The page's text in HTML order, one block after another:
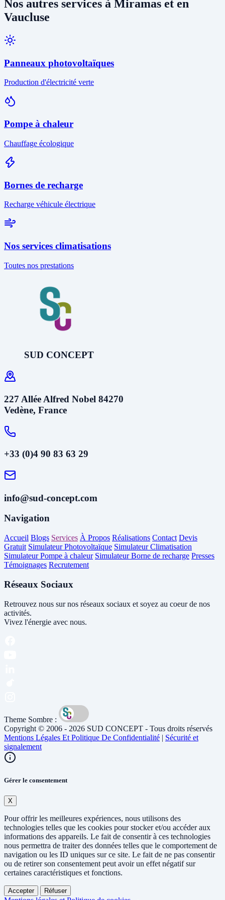
Nos autres services à Miramas et en
Vaucluse
Panneaux photovoltaïques
Production d'électricité verte
Pompe à chaleur
Chauffage écologique
Bornes de recharge
Recharge véhicule électrique
Nos services climatisations
Toutes nos prestations
SUD CONCEPT
227 Allée Alfred Nobel 84270
Vedène, France
+33 (0)4 90 83 63 29
info@sud-concept.com
Navigation
Accueil Blogs Services À Propos Réalisations Contact Devis
Gratuit Simulateur Photovoltaïque Simulateur Climatisation
Simulateur Pompe à chaleur Simulateur Borne de recharge Presses
Témoignages Recrutement
Réseaux Sociaux
Retrouvez nous sur nos réseaux sociaux et soyez au coeur de nos
activités.
Vivez l'énergie avec nous.
Theme Sombre :
Copyright © 2006 - 2026 SUD CONCEPT - Tous droits réservés
Mentions Légales Et Politique De Confidentialité | Sécurité et
signalement
Gérer le consentement
X
Pour offrir les meilleures expériences, nous utilisons des
technologies telles que les cookies pour stocker et/ou accéder aux
informations des appareils. Le fait de consentir à ces technologies
nous permettra de traiter des données telles que le comportement de
navigation ou les ID uniques sur ce site. Le fait de ne pas consentir
ou de retirer son consentement peut avoir un effet négatif sur
certaines caractéristiques et fonctions.
Accepter Réfuser